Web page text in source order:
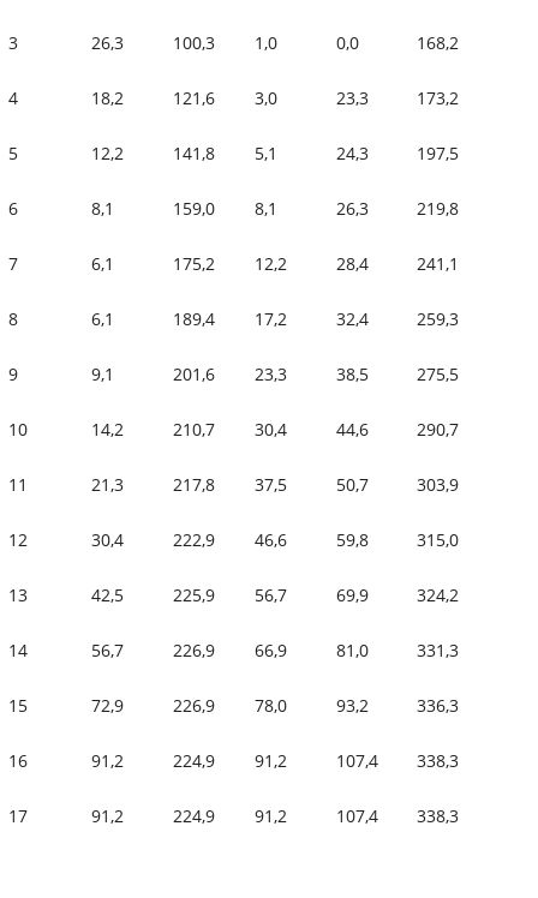
3 26,3 100,3 1,0 0,0 168,2
4 18,2 121,6 3,0 23,3 173,2
5 12,2 141,8 5,1 24,3 197,5
6 8,1 159,0 8,1 26,3 219,8
7 6,1 175,2 12,2 28,4 241,1
8 6,1 189,4 17,2 32,4 259,3
9 9,1 201,6 23,3 38,5 275,5
10 14,2 210,7 30,4 44,6 290,7
11 21,3 217,8 37,5 50,7 303,9
12 30,4 222,9 46,6 59,8 315,0
13 42,5 225,9 56,7 69,9 324,2
14 56,7 226,9 66,9 81,0 331,3
15 72,9 226,9 78,0 93,2 336,3
16 91,2 224,9 91,2 107,4 338,3
17 91,2 224,9 91,2 107,4 338,3